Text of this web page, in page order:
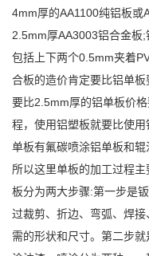
4mm厚的AA1100纯铝板或
2.5mm厚AA3003铝合金板;
包括上下两个0.5mm夹着
合板的造价肯定要比铝单
要比2.5mm厚的铝单板价
程，使用铝塑板就要比使
单板有氟碳喷涂铝单板和辊
所以这里单板的加工过程
板分为两大步骤:第一步是
过裁剪、折边、弯弧、焊
需的形状和尺寸。第二步